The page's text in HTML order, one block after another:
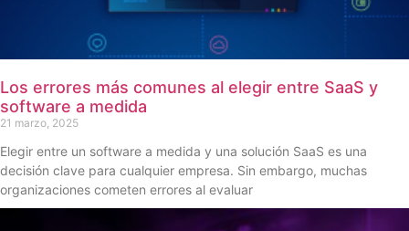
Los errores más comunes al elegir entre SaaS y
software a medida
21 marzo, 2025
Elegir entre un software a medida y una solución SaaS es una
decisión clave para cualquier empresa. Sin embargo, muchas
organizaciones cometen errores al evaluar